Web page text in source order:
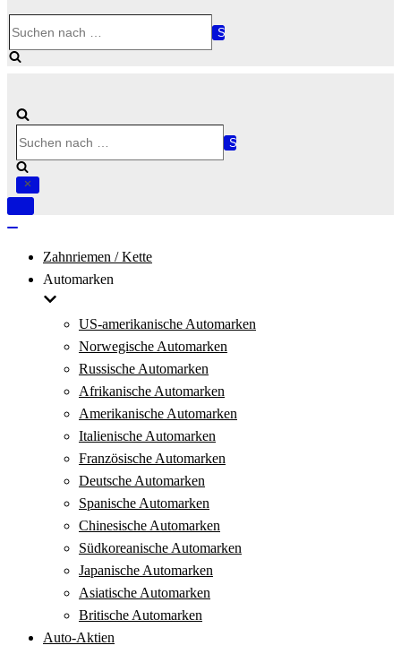
nach …
nach …
Navigation
Zahnriemen / Kette
Automarken
US-amerikanische Automarken
Norwegische Automarken
Russische Automarken
Afrikanische Automarken
Amerikanische Automarken
Italienische Automarken
Französische Automarken
Deutsche Automarken
Spanische Automarken
Chinesische Automarken
Südkoreanische Automarken
Japanische Automarken
Asiatische Automarken
Britische Automarken
Auto-Aktien